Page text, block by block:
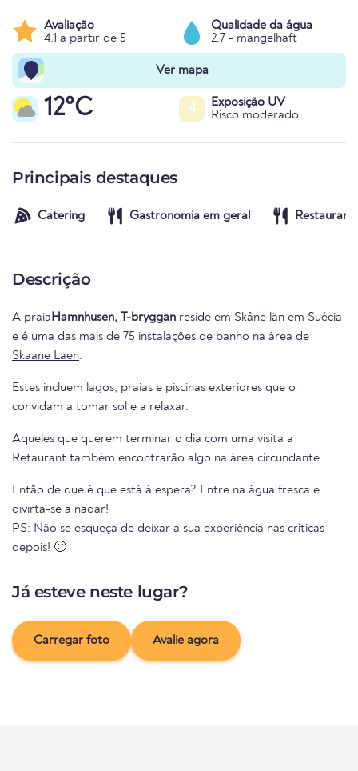
Avaliação
4.1 a partir de 5
Qualidade da água
2.7 - mangelhaft
Ver mapa
12°C 4
Exposição UV
Risco moderado
Principais destaques
Catering Gastronomia em geral
Descrição
A praiaHamnhusen, T-bryggan reside em Skåne län em Suécia
e é uma das mais de 75 instalações de banho na área de
Skaane Laen.
Estes incluem lagos, praias e piscinas exteriores que o
convidam a tomar sol e a relaxar.
Aqueles que querem terminar o dia com uma visita a
Retaurant também encontrarão algo na área circundante.
Então de que é que está à espera? Entre na água fresca e
divirta-se a nadar!
PS: Não se esqueça de deixar a sua experiência nas críticas
depois! 🙂
Já esteve neste lugar?
Carregar foto Avalie agora